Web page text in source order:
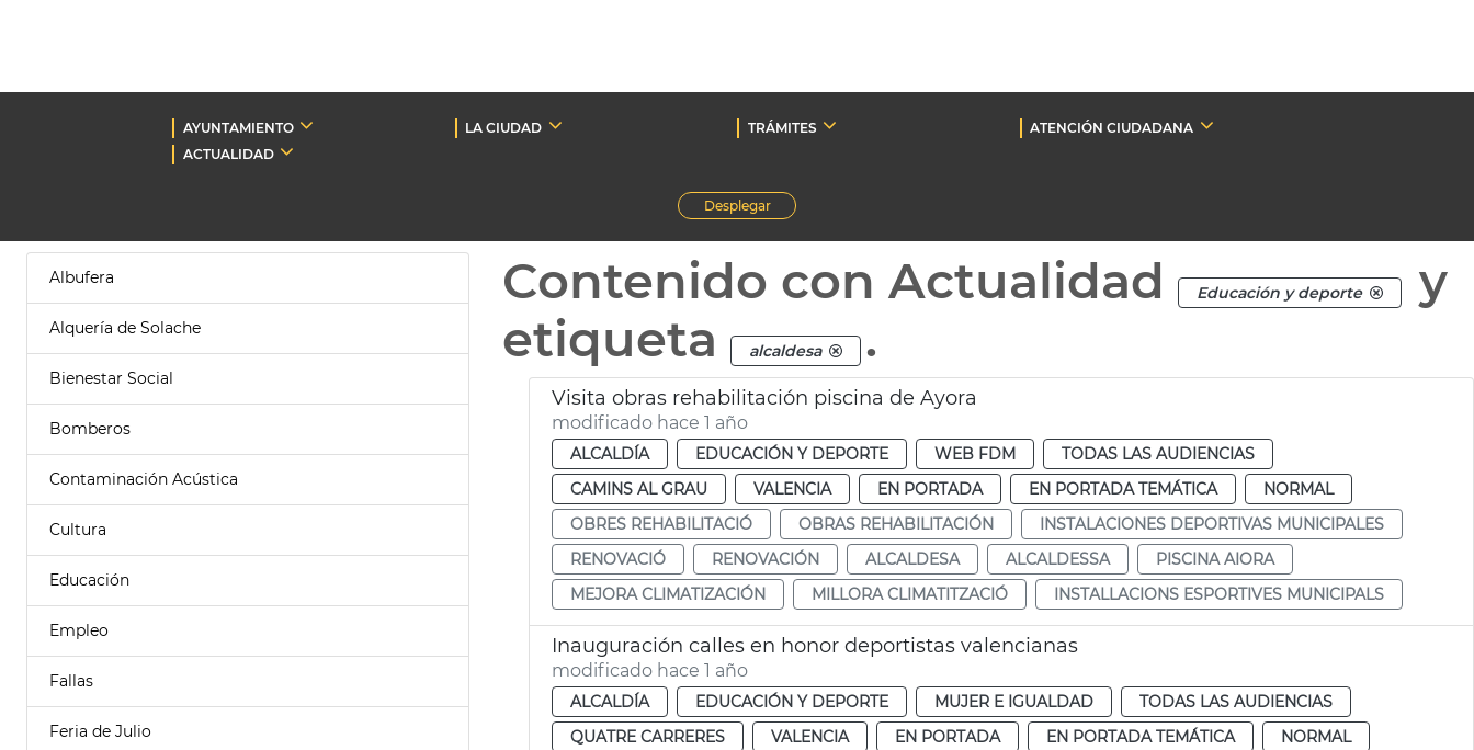
AYUNTAMIENTO LA CIUDAD TRÁMITES
ATENCIÓN CIUDADANA
ACTUALIDAD
Desplegar
Albufera
Alquería de Solache
Bienestar Social
Bomberos
Contaminación Acústica
Cultura
Educación
Empleo
Fallas
Feria de Julio
Contenido con Actualidad Educación y deporte
y
etiqueta
alcaldesa .
Visita obras rehabilitación piscina de Ayora
modificado hace 1 año
ALCALDÍA EDUCACIÓN Y DEPORTE WEB FDM
TODAS LAS AUDIENCIAS
CAMINS AL GRAU
VALENCIA EN PORTADA EN PORTADA TEMÁTICA
NORMAL
OBRES REHABILITACIÓ
OBRAS REHABILITACIÓN
INSTALACIONES DEPORTIVAS MUNICIPALES
RENOVACIÓ
RENOVACIÓN ALCALDESA ALCALDESSA
PISCINA AIORA
MEJORA CLIMATIZACIÓN
MILLORA CLIMATITZACIÓ INSTALLACIONS ESPORTIVES MUNICIPALS
Inauguración calles en honor deportistas valencianas
modificado hace 1 año
ALCALDÍA EDUCACIÓN Y DEPORTE MUJER E IGUALDAD
TODAS LAS AUDIENCIAS
QUATRE CARRERES
VALENCIA EN PORTADA EN PORTADA TEMÁTICA
NORMAL